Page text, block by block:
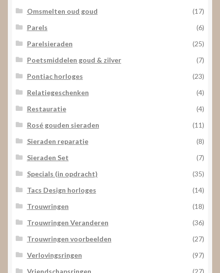
Omsmelten oud goud
(17)
Parels
(6)
Parelsieraden
(25)
Poetsmiddelen goud & zilver
(7)
Pontiac horloges
(23)
Relatiegeschenken
(4)
Restauratie
(4)
Rosé gouden sieraden
(11)
Sieraden reparatie
(8)
Sieraden Set
(7)
Specials (in opdracht)
(35)
Tacs Design horloges
(14)
Trouwringen
(18)
Trouwringen Veranderen
(36)
Trouwringen voorbeelden
(27)
Verlovingsringen
(97)